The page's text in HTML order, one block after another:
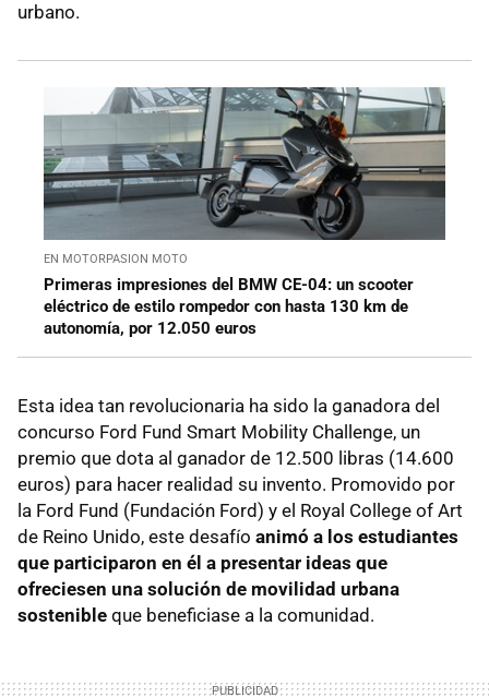
urbano.
EN MOTORPASION MOTO
Primeras impresiones del BMW CE-04: un scooter
eléctrico de estilo rompedor con hasta 130 km de
autonomía, por 12.050 euros
Esta idea tan revolucionaria ha sido la ganadora del
concurso Ford Fund Smart Mobility Challenge, un
premio que dota al ganador de 12.500 libras (14.600
euros) para hacer realidad su invento. Promovido por
la Ford Fund (Fundación Ford) y el Royal College of Art
de Reino Unido, este desafío animó a los estudiantes
que participaron en él a presentar ideas que
ofreciesen una solución de movilidad urbana
sostenible que beneficiase a la comunidad.